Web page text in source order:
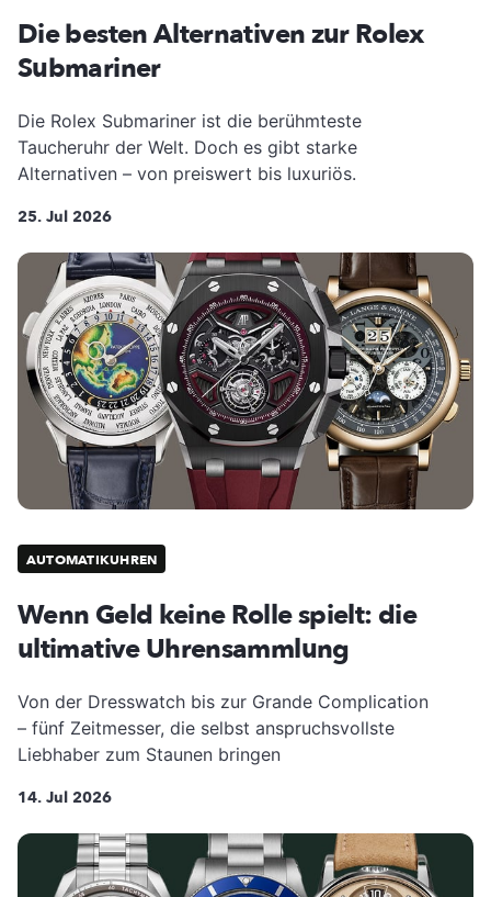
Die besten Alternativen zur Rolex
Submariner
Die Rolex Submariner ist die berühmteste
Taucheruhr der Welt. Doch es gibt starke
Alternativen – von preiswert bis luxuriös.
25. Jul 2026
AUTOMATIKUHREN
Wenn Geld keine Rolle spielt: die
ultimative Uhrensammlung
Von der Dresswatch bis zur Grande Complication
– fünf Zeitmesser, die selbst anspruchsvollste
Liebhaber zum Staunen bringen
14. Jul 2026